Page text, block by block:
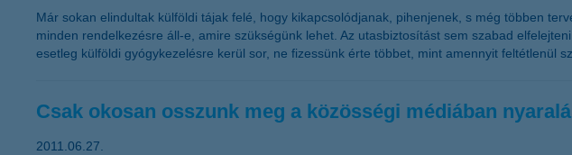
Már sokan elindultak külföldi tájak felé, hogy kikapcsolódjanak, pihenjenek, s még többen
minden rendelkezésre áll-e, amire szükségünk lehet. Az utasbiztosítást sem szabad
esetleg külföldi gyógykezelésre kerül sor, ne fizessünk érte többet, mint amennyit feltétlenül
Csak okosan osszunk meg a közösségi médiában
2011.06.27.